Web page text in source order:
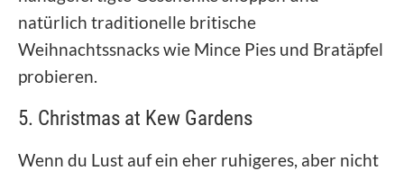
natürlich traditionelle britische
Weihnachtssnacks wie Mince Pies und Bratäpfel
probieren.
5. Christmas at Kew Gardens
Wenn du Lust auf ein eher ruhigeres, aber nicht